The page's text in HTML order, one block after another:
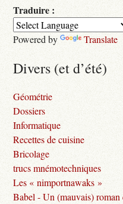
Traduire :
Powered by Translate
Divers (et d’été)
Géométrie
Dossiers
Informatique
Recettes de cuisine
Bricolage
trucs mnémotechniques
Les « nimportnawaks »
Babel - Un (mauvais)